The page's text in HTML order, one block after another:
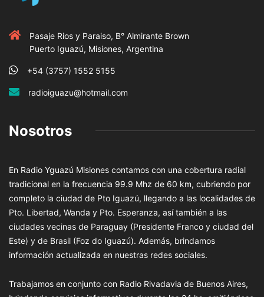
Pasaje Rios y Paraiso, B° Almirante Brown
Puerto Iguazú, Misiones, Argentina
+54 (3757) 1552 5155
radioiguazu@hotmail.com
Nosotros
En Radio Yguazú Misiones contamos con una cobertura radial
tradicional en la frecuencia 99.9 Mhz de 60 km, cubriendo por
completo la ciudad de Pto Iguazú, llegando a las localidades de
Pto. Libertad, Wanda y Pto. Esperanza, así también a las
ciudades vecinas de Paraguay (Presidente Franco y ciudad del
Este) y de Brasil (Foz do Iguazú). Además, brindamos
información actualizada en nuestras redes sociales.
Trabajamos en conjunto con Radio Rivadavia de Buenos Aires,